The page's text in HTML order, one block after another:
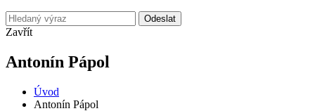
Odeslat
Zavřít
Antonín Pápol
Úvod
Antonín Pápol